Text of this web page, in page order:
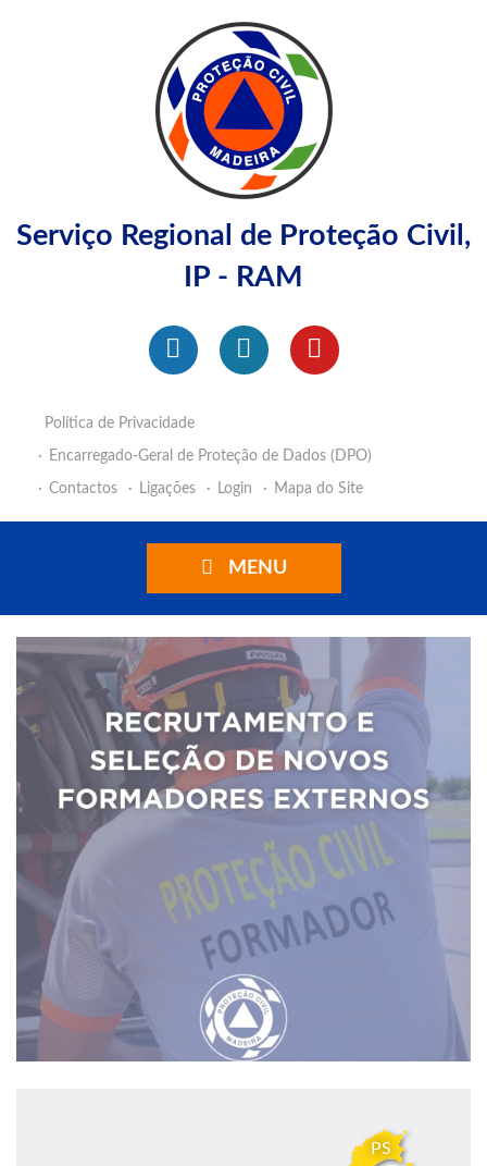
Serviço Regional de Proteção Civil,
IP - RAM
Política de Privacidade
Encarregado-Geral de Proteção de Dados (DPO)
Contactos
Ligações Login Mapa do Site
MENU
PS